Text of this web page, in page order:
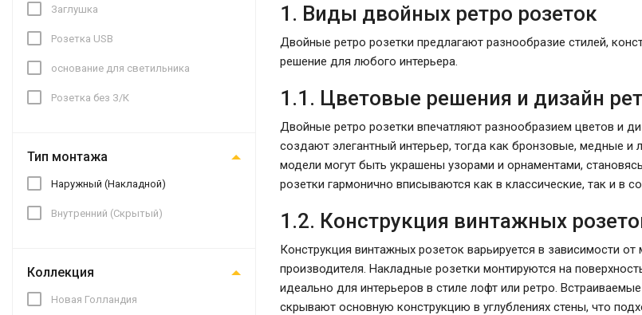
Заглушка
Розетка USB
основание для светильника
Розетка без З/К
Тип монтажа
Наружный (Накладной)
Внутренний (Скрытый)
Коллекция
Новая Голландия
1. Виды двойных ретро розеток
Двойные ретро розетки предлагают разнообразие стилей,
решение для любого интерьера.
1.1. Цветовые решения и дизайн
Двойные ретро розетки впечатляют разнообразием цветов и
создают элегантный интерьер, тогда как бронзовые, медные
модели могут быть украшены узорами и орнаментами,
розетки гармонично вписываются как в классические, так и в
1.2. Конструкция винтажных
Конструкция винтажных розеток варьируется в зависимости от
производителя. Накладные розетки монтируются на
идеально для интерьеров в стиле лофт или ретро.
скрывают основную конструкцию в углублениях стены, что